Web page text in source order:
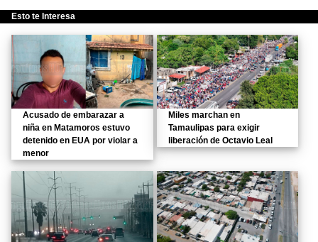
Esto te Interesa
Acusado de embarazar a
niña en Matamoros estuvo
detenido en EUA por violar a
menor
Miles marchan en
Tamaulipas para exigir
liberación de Octavio Leal